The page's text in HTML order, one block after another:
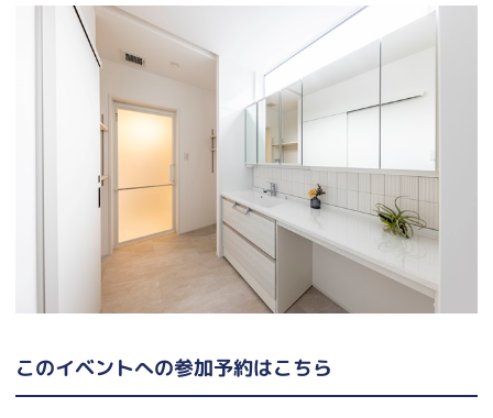
このイベントへの参加予約はこちら